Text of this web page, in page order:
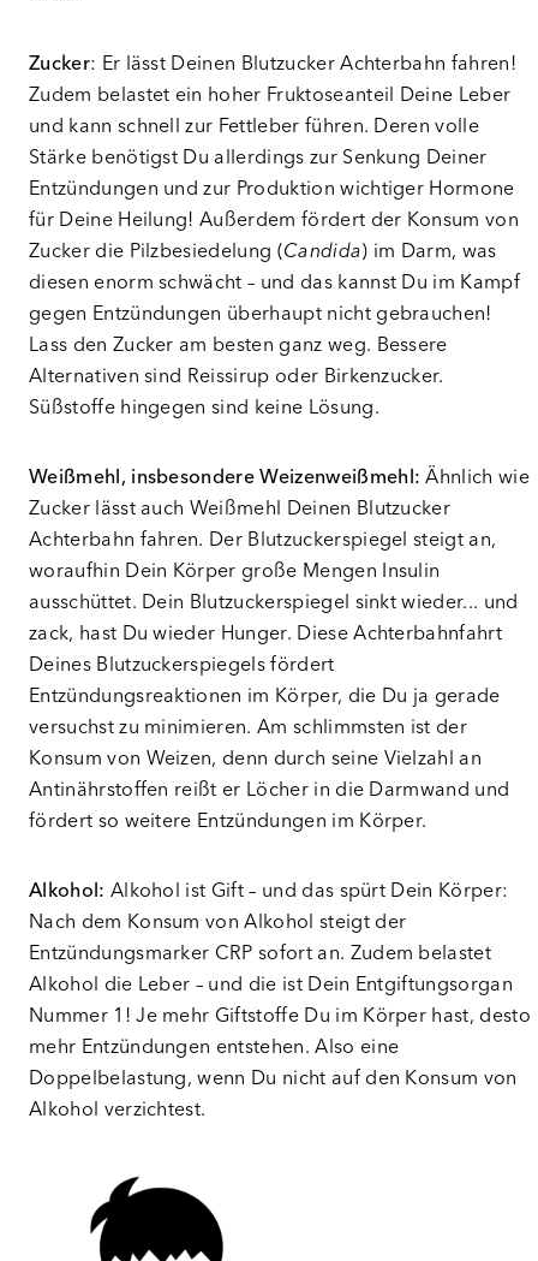
Zucker: Er lässt Deinen Blutzucker Achterbahn fahren!
Zudem belastet ein hoher Fruktoseanteil Deine Leber
und kann schnell zur Fettleber führen. Deren volle
Stärke benötigst Du allerdings zur Senkung Deiner
Entzündungen und zur Produktion wichtiger Hormone
für Deine Heilung! Außerdem fördert der Konsum von
Zucker die Pilzbesiedelung (Candida) im Darm, was
diesen enorm schwächt – und das kannst Du im Kampf
gegen Entzündungen überhaupt nicht gebrauchen!
Lass den Zucker am besten ganz weg. Bessere
Alternativen sind Reissirup oder Birkenzucker.
Süßstoffe hingegen sind keine Lösung.
Weißmehl, insbesondere Weizenweißmehl:Ähnlich wie
Zucker lässt auch Weißmehl Deinen Blutzucker
Achterbahn fahren. Der Blutzuckerspiegel steigt an,
woraufhin Dein Körper große Mengen Insulin
ausschüttet. Dein Blutzuckerspiegel sinkt wieder... und
zack, hast Du wieder Hunger. Diese Achterbahnfahrt
Deines Blutzuckerspiegels fördert
Entzündungsreaktionen im Körper, die Du ja gerade
versuchst zu minimieren. Am schlimmsten ist der
Konsum von Weizen, denn durch seine Vielzahl an
Antinährstoffen reißt er Löcher in die Darmwand und
fördert so weitere Entzündungen im Körper.
Alkohol: Alkohol ist Gift – und das spürt Dein Körper:
Nach dem Konsum von Alkohol steigt der
Entzündungsmarker CRP sofort an. Zudem belastet
Alkohol die Leber – und die ist Dein Entgiftungsorgan
Nummer 1! Je mehr Giftstoffe Du im Körper hast, desto
mehr Entzündungen entstehen. Also eine
Doppelbelastung, wenn Du nicht auf den Konsum von
Alkohol verzichtest.